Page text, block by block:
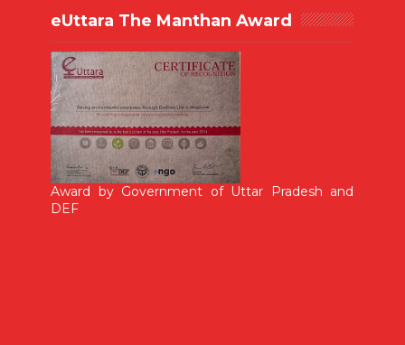
eUttara The Manthan Award
Award by Government of Uttar Pradesh and
DEF